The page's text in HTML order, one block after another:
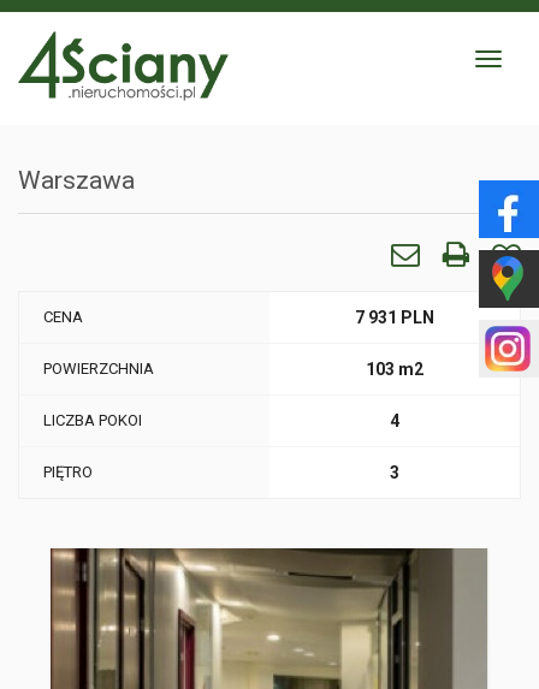
Toggle
Warszawa
CENA 7 931 PLN
POWIERZCHNIA 103 m2
LICZBA POKOI 4
PIĘTRO 3